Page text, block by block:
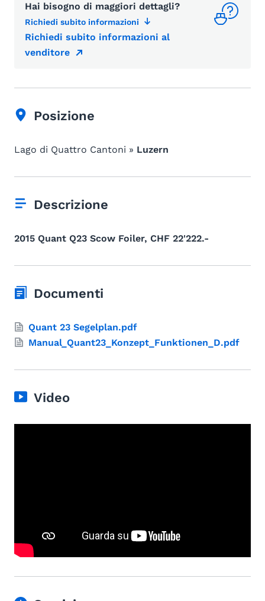
Hai bisogno di maggiori dettagli?
Richiedi subito informazioni
Richiedi subito informazioni al
venditore
Posizione
Lago di Quattro Cantoni » Luzern
Descrizione
2015 Quant Q23 Scow Foiler, CHF 22'222.-
Documenti
Quant 23 Segelplan.pdf
Manual_Quant23_Konzept_Funktionen_D.pdf
Video